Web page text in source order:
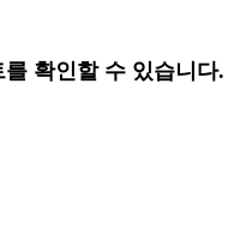
확인할 수 있습니다.